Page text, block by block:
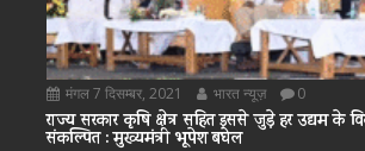
मंगल 7 दिसम्बर, 2021 भारत न्यूज़ 0
राज्य सरकार कृषि क्षेत्र सहित इससे जुड़े हर उद्यम
संकल्पित : मुख्यमंत्री भूपेश बघेल